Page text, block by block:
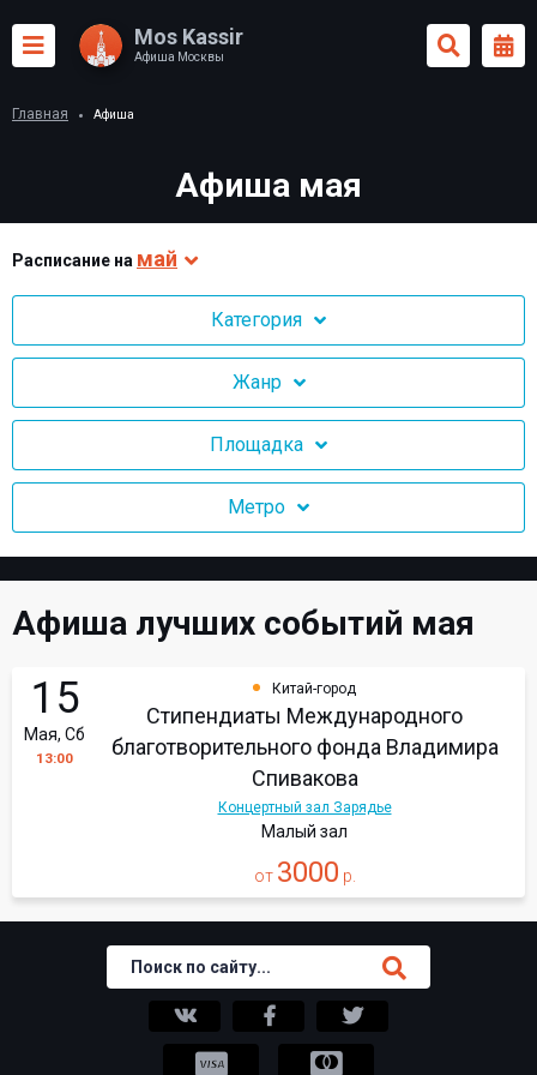
Mos Kassir
Афиша Москвы
Главная Афиша
Афиша мая
Раcписание на май
Категория
Жанр
Площадка
Метро
Афиша лучших событий мая
15
Мая, Сб
13:00
Китай-город
Стипендиаты Международного
благотворительного фонда Владимира
Спивакова
Концертный зал Зарядье
Малый зал
от 3000 р.